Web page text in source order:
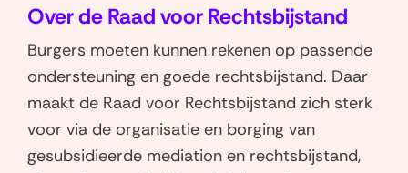
p
h
a
t
s
a
p
n
k
e
d
Over de Raad voor Rechtsbijstand
Burgers moeten kunnen rekenen op passende
ondersteuning en goede rechtsbijstand. Daar
maakt de Raad voor Rechtsbijstand zich sterk
voor via de organisatie en borging van
gesubsidieerde mediation en rechtsbijstand,